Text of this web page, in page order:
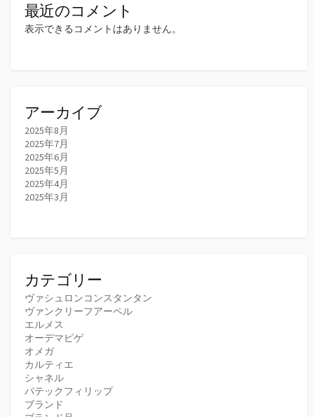
最近のコメント
表示できるコメントはありません。
アーカイブ
2025年8月
2025年7月
2025年6月
2025年5月
2025年4月
2025年3月
カテゴリー
ヴァシュロンコンスタンタン
ヴァンクリーフアーペル
エルメス
オーデマピゲ
オメガ
カルティエ
シャネル
パテックフィリップ
ブランド